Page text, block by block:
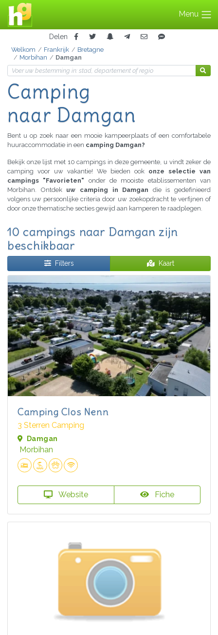
Menu
Delen
Welkom Frankrijk
Bretagne
Morbihan
Damgan
Camping
naar Damgan
Bent u op zoek naar een mooie kampeerplaats of een comfortabele
huuraccommodatie in een camping Damgan?
Bekijk onze lijst met 10 campings in deze gemeente, u vindt zeker de
camping voor uw vakantie! We bieden ook onze selectie van
campings "Favorieten" onder de mooiste etablissementen van
Morbihan. Ontdek uw camping in Damgan die is gedefinieerd
volgens uw persoonlijke criteria door uw zoekopdracht te verfijnen of
door onze thematische secties gewijd aan kamperen te raadplegen.
10 campings naar Damgan zijn
beschikbaar
Filters Kaart
Camping Clos Nenn
3 Sterren Camping
Damgan
Morbihan
Website Fiche